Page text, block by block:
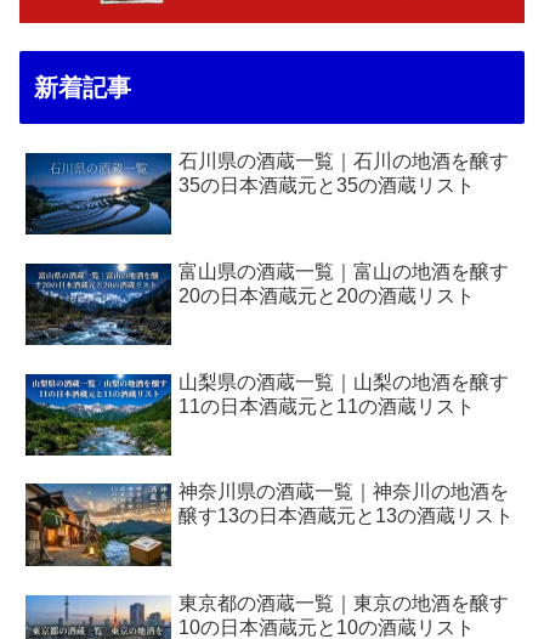
新着記事
石川県の酒蔵一覧｜石川の地酒を醸す
35の日本酒蔵元と35の酒蔵リスト
富山県の酒蔵一覧｜富山の地酒を醸す
20の日本酒蔵元と20の酒蔵リスト
山梨県の酒蔵一覧｜山梨の地酒を醸す
11の日本酒蔵元と11の酒蔵リスト
神奈川県の酒蔵一覧｜神奈川の地酒を
醸す13の日本酒蔵元と13の酒蔵リスト
東京都の酒蔵一覧｜東京の地酒を醸す
10の日本酒蔵元と10の酒蔵リスト